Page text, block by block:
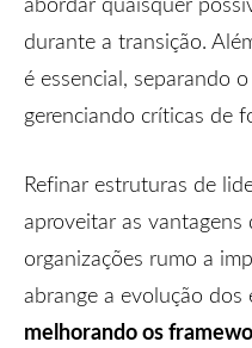
durante a transição.
é essencial, separando
gerenciando críticas de
Refinar estruturas de
aproveitar as
organizações rumo a
abrange a evolução dos
melhorando os